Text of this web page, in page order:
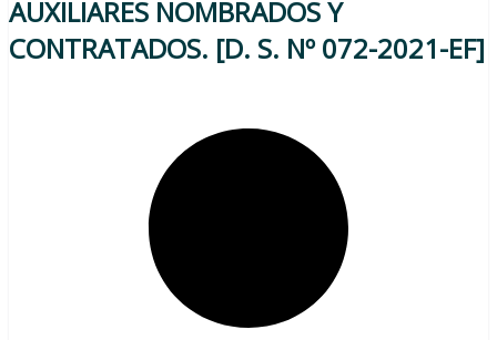
AUXILIARES NOMBRADOS Y
CONTRATADOS. [D. S. Nº 072-2021-EF]